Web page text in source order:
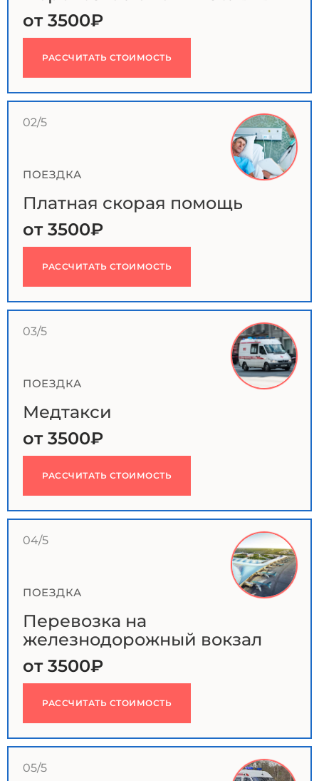
от 3500₽
РАССЧИТАТЬ СТОИМОСТЬ
02/5
ПОЕЗДКА
Платная скорая помощь
от 3500₽
РАССЧИТАТЬ СТОИМОСТЬ
03/5
ПОЕЗДКА
Медтакси
от 3500₽
РАССЧИТАТЬ СТОИМОСТЬ
04/5
ПОЕЗДКА
Перевозка на
железнодорожный вокзал
от 3500₽
РАССЧИТАТЬ СТОИМОСТЬ
05/5